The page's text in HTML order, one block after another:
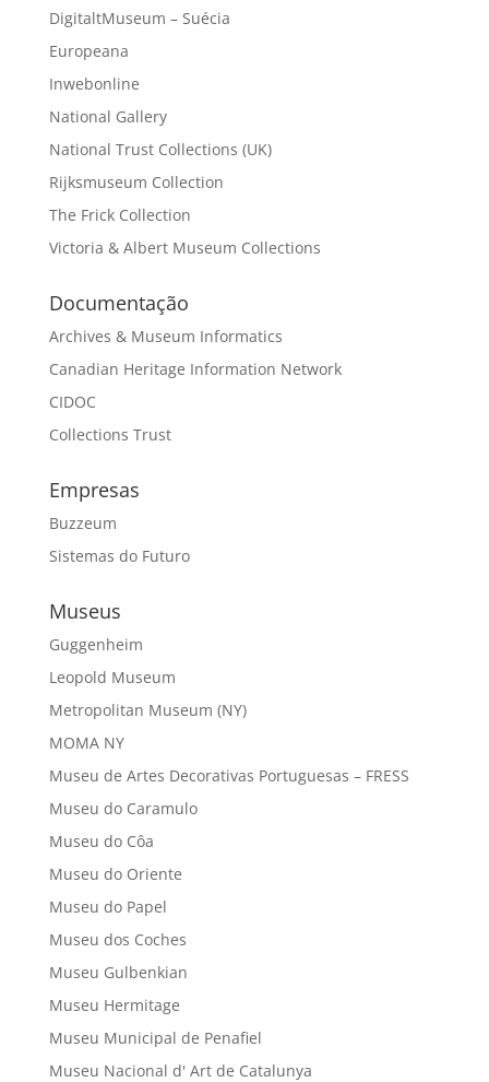
DigitaltMuseum – Suécia
Europeana
Inwebonline
National Gallery
National Trust Collections (UK)
Rijksmuseum Collection
The Frick Collection
Victoria & Albert Museum Collections
Documentação
Archives & Museum Informatics
Canadian Heritage Information Network
CIDOC
Collections Trust
Empresas
Buzzeum
Sistemas do Futuro
Museus
Guggenheim
Leopold Museum
Metropolitan Museum (NY)
MOMA NY
Museu de Artes Decorativas Portuguesas – FRESS
Museu do Caramulo
Museu do Côa
Museu do Oriente
Museu do Papel
Museu dos Coches
Museu Gulbenkian
Museu Hermitage
Museu Municipal de Penafiel
Museu Nacional d' Art de Catalunya